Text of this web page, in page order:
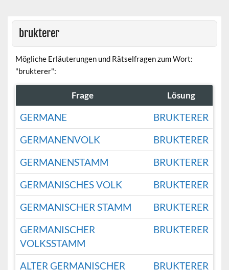
brukterer
Mögliche Erläuterungen und Rätselfragen zum Wort:
"brukterer":
Frage Lösung
GERMANE
BRUKTERER
GERMANENVOLK
BRUKTERER
GERMANENSTAMM
BRUKTERER
GERMANISCHES VOLK
BRUKTERER
GERMANISCHER STAMM
BRUKTERER
GERMANISCHER
VOLKSSTAMM
BRUKTERER
ALTER GERMANISCHER
BRUKTERER